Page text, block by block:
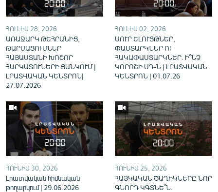
ՀՈՒԼԻՍ 28, 2026
ԱՌԱՋԱՐԿ ԹԵՀՐԱՆԻՑ,
ԹԱՐՄԱՑՈՒՄՆԵՐ
ՀԱՅԱՍՏԱՆԻ ԽՈՇՈՐ
ՀԱՐԿԱՏՈՒՆԵՐԻ ՑԱՆԿՈՒՄ |
ԼՐԱՏՎԱԿԱՆ ԿԵՆՏՐՈՆ|
27.07.2026
ՀՈՒԼԻՍ 02, 2026
ՍՈՒՐ ԵԼՈՒՅԹՆԵՐ,
ՓԱՍՏԱՐԿՆԵՐ ՈՒ
ՀԱԿԱՓԱՍՏԱՐԿՆԵՐ. Ի՞ՆՉ
ԿՈՐՈՇԻ ՍԴ-Ն | ԼՐԱՏՎԱԿԱՆ
ԿԵՆՏՐՈՆ | 01.07.26
ՀՈՒՆԻՍ 30, 2026
Լրատվական հիմնական
թողարկում | 29.06.2026
ՀՈՒՆԻՍ 25, 2026
ՀԱՅԿԱԿԱՆ ԾԱՂԻԿՆԵՐԸ ՆՈՐ
ԳՆՈՐԴ ԿԳՏՆԵ՞Ն.